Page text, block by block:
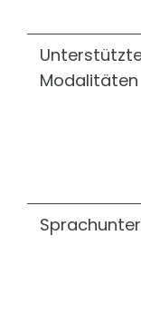
rauchfrei
Modalitäten